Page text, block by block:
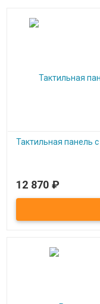
Тактильная панель
Под заказ
Тактильная панель с
12 870 ₽